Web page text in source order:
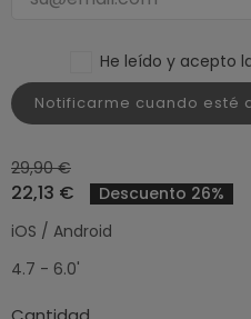
He leído y acepto
Notificarme cuando esté
29,90 €
22,13 €
Descuento 26%
iOS / Android
4.7 - 6.0'